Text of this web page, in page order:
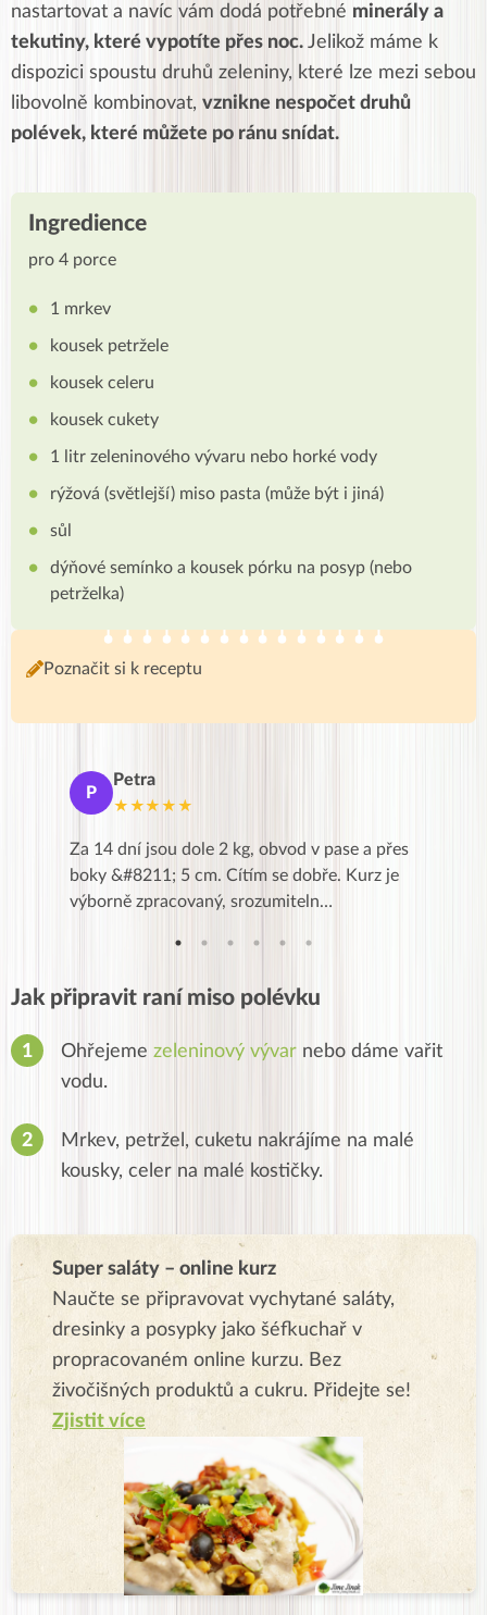
nastartovat a navíc vám dodá potřebné minerály a
tekutiny, které vypotíte přes noc. Jelikož máme k
dispozici spoustu druhů zeleniny, které lze mezi sebou
libovolně kombinovat, vznikne nespočet druhů
polévek, které můžete po ránu snídat.
Ingredience
pro 4 porce
1 mrkev
kousek petržele
kousek celeru
kousek cukety
1 litr zeleninového vývaru nebo horké vody
rýžová (světlejší) miso pasta (může být i jiná)
sůl
dýňové semínko a kousek pórku na posyp (nebo
petrželka)
Poznačit si k receptu
P
Petra
★★★★★
Za 14 dní jsou dole 2 kg, obvod v pase a přes
boky &#8211; 5 cm. Cítím se dobře. Kurz je
výborně zpracovaný, srozumiteln…
Jak připravit raní miso polévku
Ohřejeme zeleninový vývar nebo dáme vařit
vodu.
Mrkev, petržel, cuketu nakrájíme na malé
kousky, celer na malé kostičky.
Super saláty – online kurz
Naučte se připravovat vychytané saláty,
dresinky a posypky jako šéfkuchař v
propracovaném online kurzu. Bez
živočišných produktů a cukru. Přidejte se!
Zjistit více